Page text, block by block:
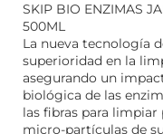
SKIP BIO ENZIMAS
500ML
La nueva tecnología
superioridad en la
asegurando un
biológica de las
las fibras para
micro-partículas de